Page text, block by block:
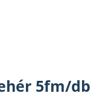
5fm/db